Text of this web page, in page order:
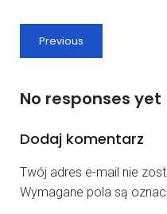
Previous
No responses yet
Dodaj komentarz
Twój adres e-mail nie
Wymagane pola są